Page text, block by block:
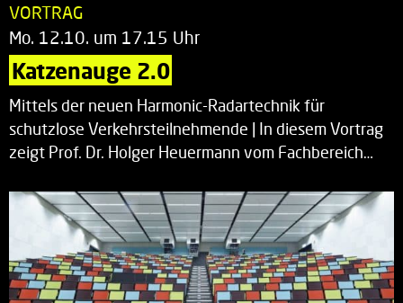
VORTRAG
Mo. 12.10. um 17.15 Uhr
Katzenauge 2.0
Mittels der neuen Harmonic-Radartechnik für
schutzlose Verkehrsteilnehmende | In diesem Vortrag
zeigt Prof. Dr. Holger Heuermann vom Fachbereich…